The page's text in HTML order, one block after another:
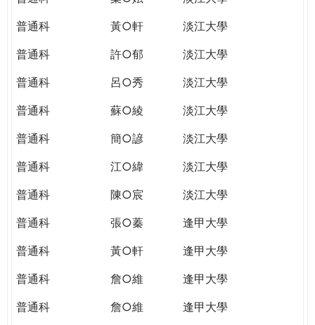
普通科
黃○軒
淡江大學
普通科
許○郁
淡江大學
普通科
呂○秀
淡江大學
普通科
蘇○綾
淡江大學
普通科
簡○諺
淡江大學
普通科
江○緯
淡江大學
普通科
陳○宸
淡江大學
普通科
張○蓁
逢甲大學
普通科
黃○軒
逢甲大學
普通科
詹○維
逢甲大學
普通科
詹○維
逢甲大學